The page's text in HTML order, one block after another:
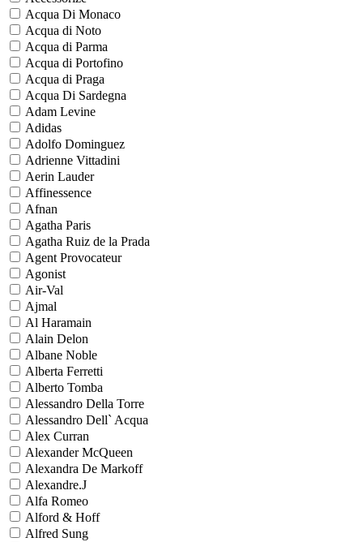
Acqua Di Monaco
Acqua di Noto
Acqua di Parma
Acqua di Portofino
Acqua di Praga
Acqua Di Sardegna
Adam Levine
Adidas
Adolfo Dominguez
Adrienne Vittadini
Aerin Lauder
Affinessence
Afnan
Agatha Paris
Agatha Ruiz de la Prada
Agent Provocateur
Agonist
Air-Val
Ajmal
Al Haramain
Alain Delon
Albane Noble
Alberta Ferretti
Alberto Tomba
Alessandro Della Torre
Alessandro Dell` Acqua
Alex Curran
Alexander McQueen
Alexandra De Markoff
Alexandre.J
Alfa Romeo
Alford & Hoff
Alfred Sung